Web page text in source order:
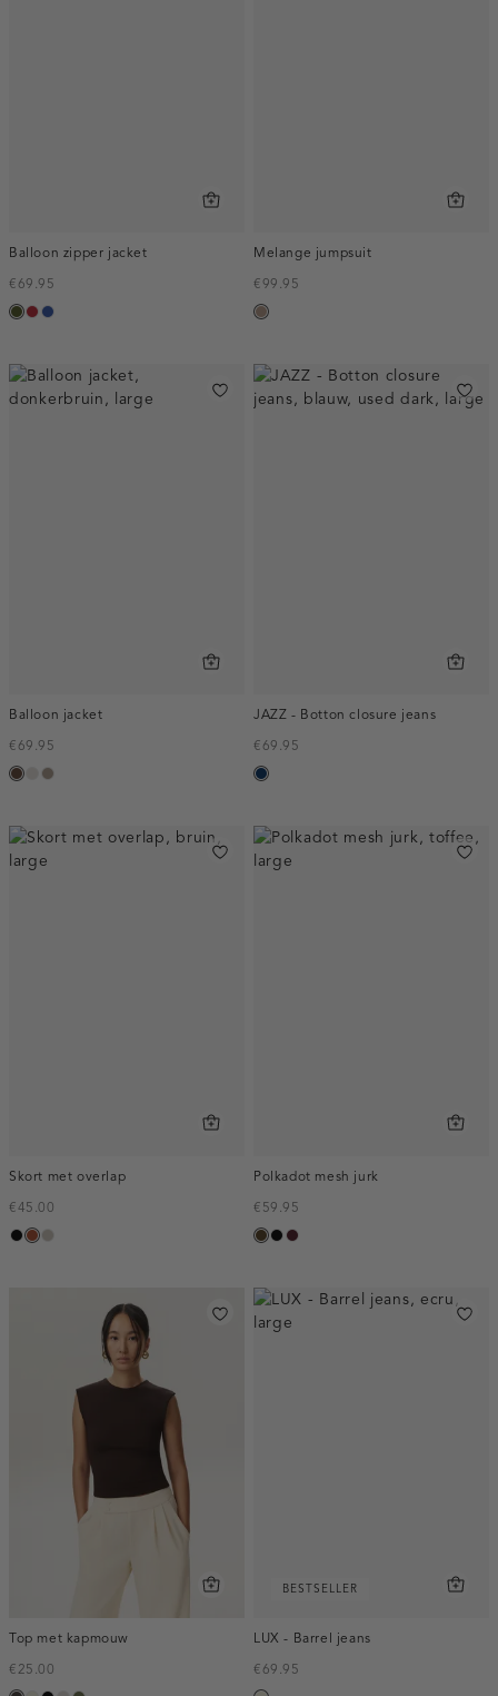
Balloon zipper jacket
€69.95
groen,
donkerrood
kobaltblauw
Melange jumpsuit
€99.95
taupe,
Balloon jacket
€69.95
donkerbruin
kittaupe,
JAZZ - Botton closure jeans
€69.95
blauw,
dark
Skort met overlap
€45.00
zwart
bruintaupe,
Polkadot mesh jurk
€59.95
toffee
zwartpruim,
Top met kapmouw
€25.00
BESTSELLER
LUX - Barrel jeans
€69.95